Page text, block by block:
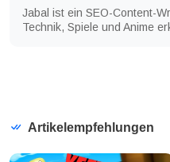
Jabal ist ein SEO-Content-
Technik, Spiele und Anime
Artikelempfehlungen